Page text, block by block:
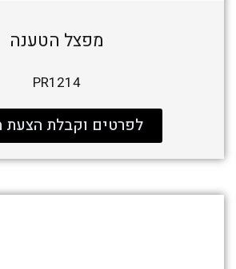
מפצל הטענה
PR1214
לפרטים וקבלת הצעת